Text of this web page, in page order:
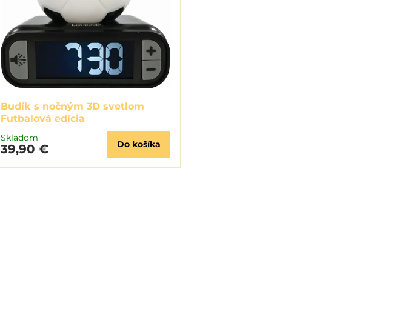
Budík s nočným 3D svetlom
Futbalová edícia
Skladom
39,90 € Do košíka